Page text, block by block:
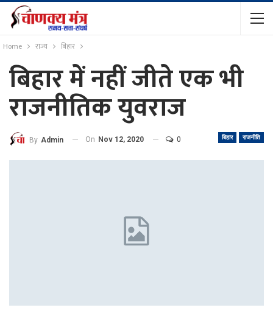
Home राज्य बिहार
बिहार में नहीं जीते एक भी
राजनीतिक युवराज
बिहार राजनीति
By Admin On Nov 12, 2020 0